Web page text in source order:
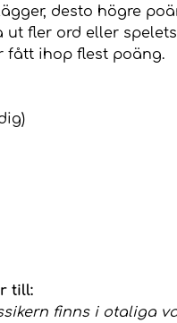
desto högre
ut fler ord eller
fått ihop flest poäng.
till:
finns i otaliga